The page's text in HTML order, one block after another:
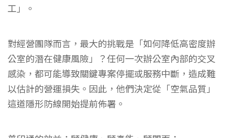
工」。
對經營團隊而言，最大的挑戰是「如何降低高密度辦
公室的潛在健康風險」？任何一次辦公室內部的交叉
感染，都可能導致關鍵專案停擺或服務中斷，造成難
以估計的營運損失。因此，他們決定從「空氣品質」
這道隱形防線開始提前佈署。